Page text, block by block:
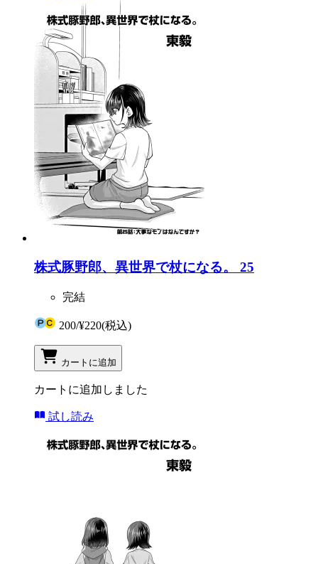
株式豚野郎、異世界で杖になる。 25
完結
200/¥220(税込)
カートに追加
カートに追加しました
試し読み